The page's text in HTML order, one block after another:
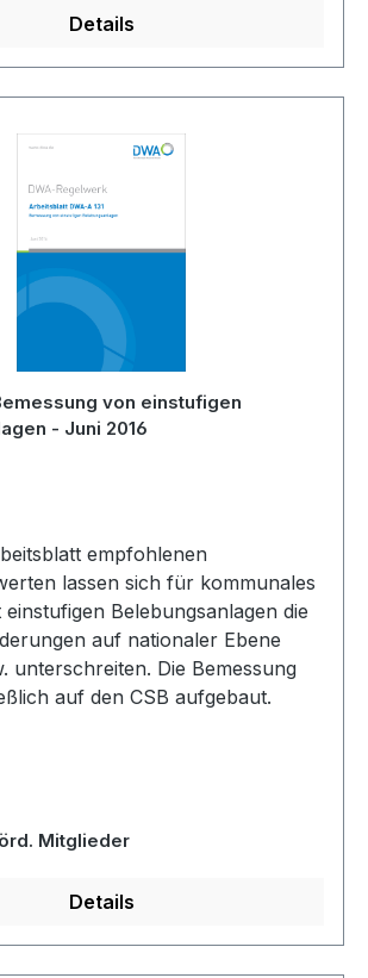
Details
von einstufigen
- Juni 2016
empfohlenen
lassen sich für kommunales
Belebungsanlagen die
auf nationaler Ebene
unterschreiten. Die Bemessung
auf den CSB aufgebaut.
Mitglieder
Details